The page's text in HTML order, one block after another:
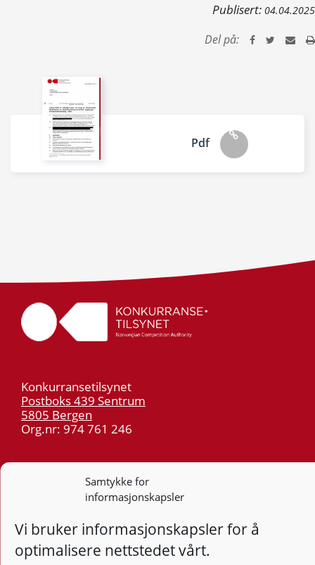
Samtykke for
informasjonskapsler
Vi bruker informasjonskapsler for å
optimalisere nettstedet vårt.
Publisert: 04.04.2025
Del på:
Pdf
Konkurransetilsynet
Postboks 439 Sentrum
5805 Bergen
Org.nr: 974 761 246
Telefon:55 59 75 00
post@kt.no